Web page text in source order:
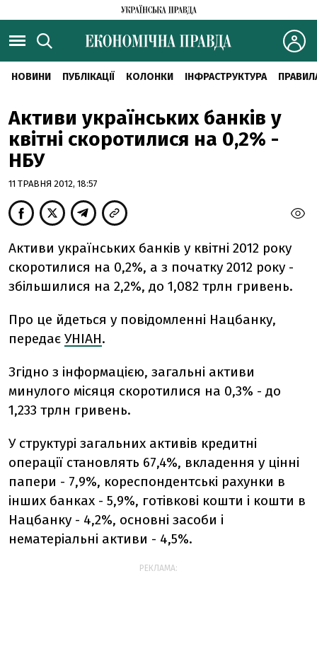
НОВИНИ ПУБЛІКАЦІЇ КОЛОНКИ ІНФРАСТРУКТУРА
Активи українських банків у
квітні скоротилися на 0,2% -
НБУ
11 ТРАВНЯ 2012, 18:57
Активи українських банків у квітні 2012 року
скоротилися на 0,2%, а з початку 2012 року -
збільшилися на 2,2%, до 1,082 трлн гривень.
Про це йдеться у повідомленні Нацбанку,
передає УНІАН.
Згідно з інформацією, загальні активи
минулого місяця скоротилися на 0,3% - до
1,233 трлн гривень.
У структурі загальних активів кредитні
операції становлять 67,4%, вкладення у цінні
папери - 7,9%, кореспондентські рахунки в
інших банках - 5,9%, готівкові кошти і кошти в
Нацбанку - 4,2%, основні засоби і
нематеріальні активи - 4,5%.
РЕКЛАМА: